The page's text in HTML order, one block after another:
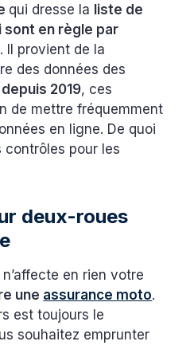
qui dresse la liste de
sont en règle par
. Il provient de la
des données des
depuis 2019, ces
de mettre fréquemment
en ligne. De quoi
pour les
deux-roues
en rien votre
une assurance moto.
est toujours le
souhaitez emprunter